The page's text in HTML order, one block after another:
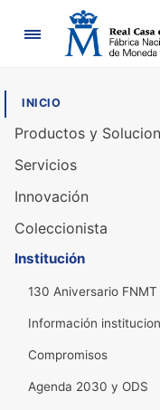
INICIO
Productos y
Servicios
Innovación
Coleccionista
Institución
130 Aniversario FNMT
Información
Compromisos
Agenda 2030 y ODS